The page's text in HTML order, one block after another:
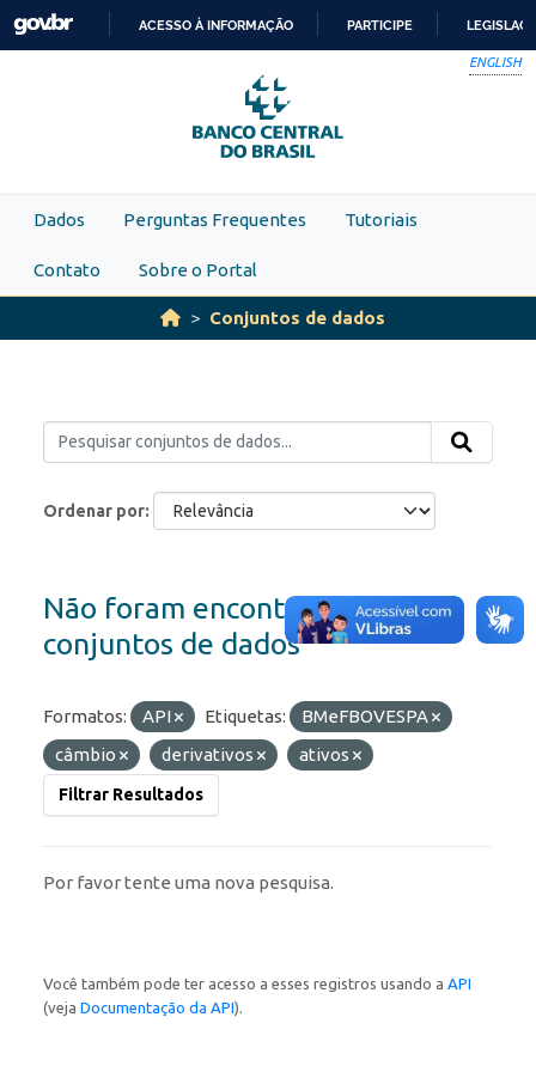
Skip to main content
PARA
O
CONTEÚDO
ACESSO À INFORMAÇÃO PARTICIPE
ENGLISH
Dados Perguntas Frequentes Tutoriais
Contato Sobre o Portal
Conjuntos de dados
Ordenar por
Não foram encontrados
conjuntos de dados
Formatos: API Etiquetas:
BMeFBOVESPA
câmbio
derivativos ativos
Filtrar Resultados
Por favor tente uma nova pesquisa.
Você também pode ter acesso a esses registros usando a API
(veja Documentação da API).